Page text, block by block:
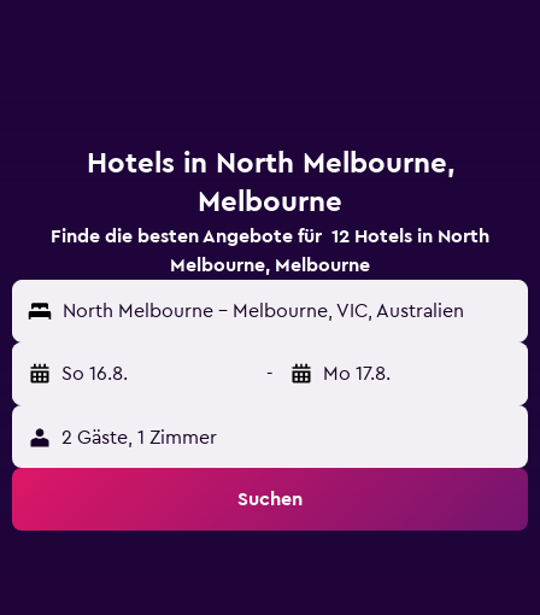
Hotels in North Melbourne,
Melbourne
Finde die besten Angebote für 12 Hotels in North
Melbourne, Melbourne
North Melbourne - Melbourne, VIC, Australien
So 16.8. - Mo 17.8.
2 Gäste, 1 Zimmer
Suchen